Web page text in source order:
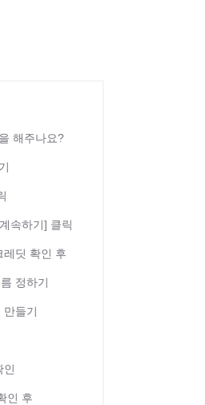
해주나요?
속하기] 클릭
레딧 확인 후
정하기
만들기
인
인 후